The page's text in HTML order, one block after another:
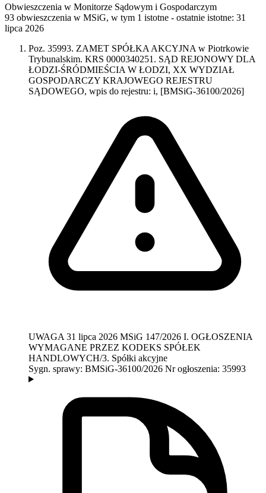
Obwieszczenia w Monitorze Sądowym i Gospodarczym
93 obwieszczenia w MSiG, w tym 1 istotne - ostatnie istotne: 31
lipca 2026
Poz. 35993. ZAMET SPÓŁKA AKCYJNA w Piotrkowie
Trybunalskim. KRS 0000340251. SĄD REJONOWY DLA
ŁODZI-ŚRÓDMIEŚCIA W ŁODZI, XX WYDZIAŁ
GOSPODARCZY KRAJOWEGO REJESTRU
SĄDOWEGO, wpis do rejestru: i, [BMSiG-36100/2026]
UWAGA 31 lipca 2026 MSiG 147/2026 I. OGŁOSZENIA
WYMAGANE PRZEZ KODEKS SPÓŁEK
HANDLOWYCH/3. Spółki akcyjne
Sygn. sprawy: BMSiG-36100/2026 Nr ogłoszenia: 35993